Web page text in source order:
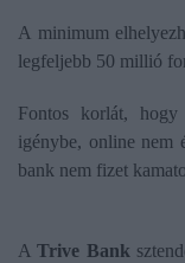
A minimum
legfeljebb 50 millió
Fontos korlát,
igénybe, online nem
bank nem fizet
ATrive Bank